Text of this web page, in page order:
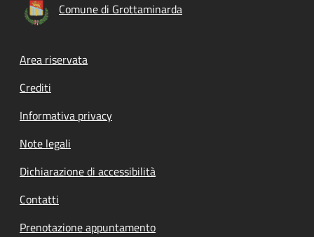
Comune di Grottaminarda
Footer menu
Area riservata
Crediti
Informativa privacy
Note legali
Dichiarazione di accessibilità
Contatti
Prenotazione appuntamento